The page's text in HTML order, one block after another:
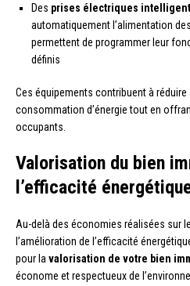
Des prises électriques
automatiquement l’alimentation
permettent de programmer leur
définis
Ces équipements contribuent à
consommation d’énergie tout en
occupants.
Valorisation du bien
l’efficacité
Au-delà des économies réalisées sur
l’amélioration de l’efficacité
pour la valorisation de votre bien
économe et respectueux de